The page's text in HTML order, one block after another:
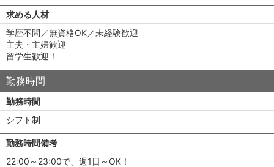
求める人材
学歴不問／無資格OK／未経験歓迎
主夫・主婦歓迎
留学生歓迎！
勤務時間
勤務時間
シフト制
勤務時間備考
22:00～23:00で、週1日～OK！